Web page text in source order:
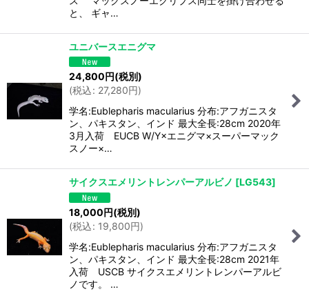
と、 ギャ…
ユニバースエニグマ
24,800 円(税別)
(税込: 27,280円)
学名:Eublepharis macularius 分布:アフガニスタ
ン、パキスタン、インド 最大全長:28cm 2020年
3月入荷 EUCB W/Y×エニグマ×スーパーマック
スノー×…
サイクスエメリントレンパーアルビノ [LG543]
18,000円(税別)
(税込: 19,800円)
学名:Eublepharis macularius 分布:アフガニスタ
ン、パキスタン、インド 最大全長:28cm 2021年
入荷 USCB サイクスエメリントレンパーアルビ
ノです。 …